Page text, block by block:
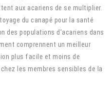
aux acariens de se multiplier.
du canapé pour la santé
des populations d’acariens dans
comprennent un meilleur
plus facile et moins de
les membres sensibles de la